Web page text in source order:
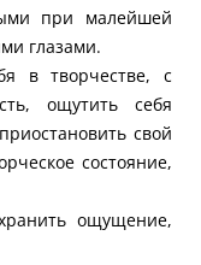
при малейшей
глазами.
в творчестве, с
ощутить себя
свой
состояние,
ощущение,